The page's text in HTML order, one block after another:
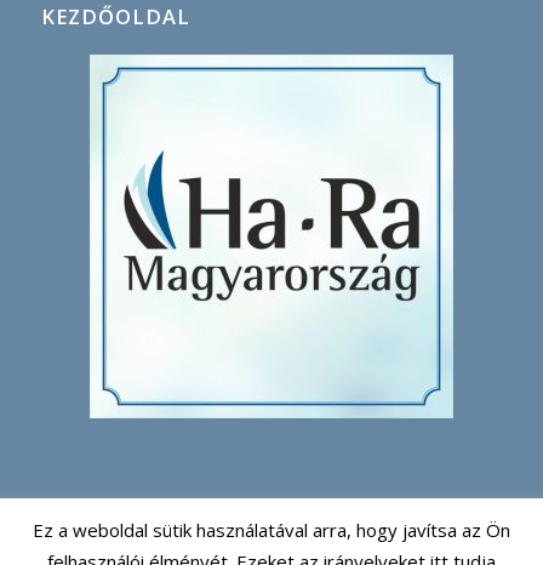
KEZDŐOLDAL
Ez a weboldal sütik használatával arra, hogy javítsa az Ön